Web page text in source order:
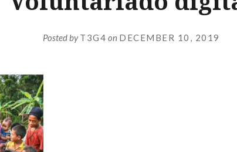
Posted byT3G4 on DECEMBER 10, 2019